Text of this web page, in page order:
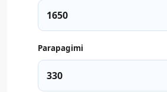
Parapagimi